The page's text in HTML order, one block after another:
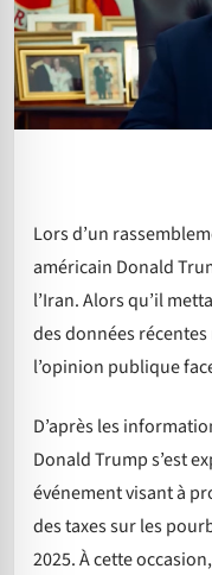
Lors d’un
américain Donald
l’Iran. Alors qu’il
des données
l’opinion publique
D’après les
Donald Trump s’est
événement visant à
des taxes sur les
2025. À cette